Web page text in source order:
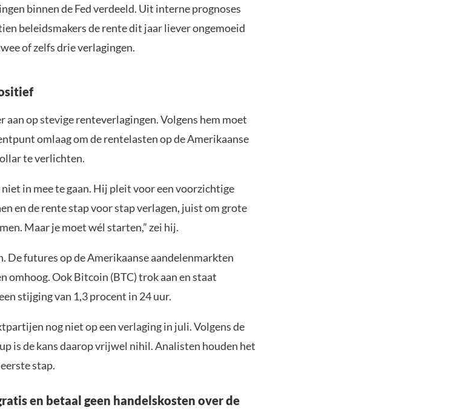
binnen de Fed verdeeld. Uit interne prognoses
beleidsmakers de rente dit jaar liever ongemoeid
of zelfs drie verlagingen.
aan op stevige renteverlagingen. Volgens hem moet
omlaag om de rentelasten op de Amerikaanse
te verlichten.
in mee te gaan. Hij pleit voor een voorzichtige
en de rente stap voor stap verlagen, juist om grote
Maar je moet wél starten,” zei hij.
De futures op de Amerikaanse aandelenmarkten
omhoog. Ook Bitcoin (BTC) trok aan en staat
stijging van 1,3 procent in 24 uur.
nog niet op een verlaging in juli. Volgens de
is de kans daarop vrijwel nihil. Analisten houden het
stap.
en betaal geen handelskosten over de